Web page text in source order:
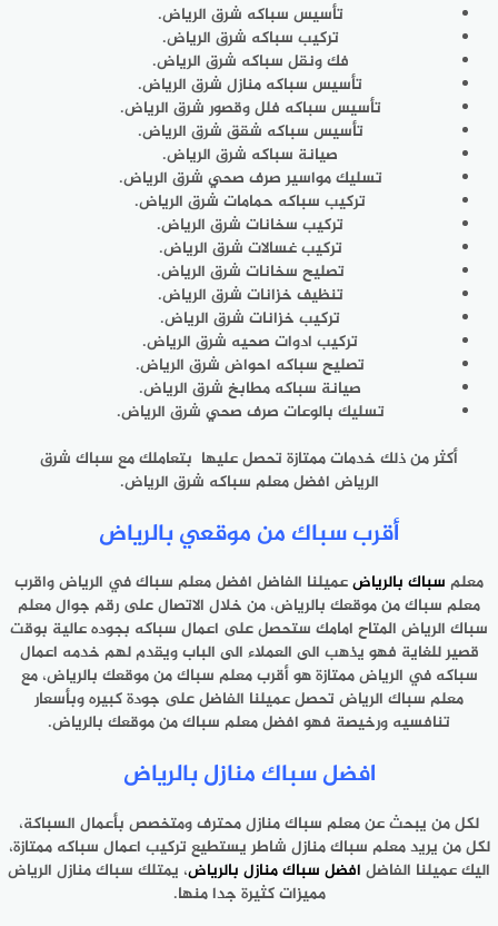
تأسيس سباكه شرق الرياض.
تركيب سباكه شرق الرياض.
فك ونقل سباكه شرق الرياض.
تأسيس سباكه منازل شرق الرياض.
تأسيس سباكه فلل وقصور شرق الرياض.
تأسيس سباكه شقق شرق الرياض.
صيانة سباكه شرق الرياض.
تسليك مواسير صرف صحي شرق الرياض.
تركيب سباكه حمامات شرق الرياض.
تركيب سخانات شرق الرياض.
تركيب غسالات شرق الرياض.
تصليح سخانات شرق الرياض.
تنظيف خزانات شرق الرياض.
تركيب خزانات شرق الرياض.
تركيب ادوات صحيه شرق الرياض.
تصليح سباكه احواض شرق الرياض.
صيانة سباكه مطابخ شرق الرياض.
تسليك بالوعات صرف صحي شرق الرياض.
أكثر من ذلك خدمات ممتازة تحصل عليها بتعاملك مع سباك شرق
الرياض افضل معلم سباكه شرق الرياض.
أقرب سباك من موقعي بالرياض
معلم سباك بالرياضعميلنا الفاضل افضل معلم سباك في الرياض واقرب
معلم سباك من موقعك بالرياض، من خلال الاتصال على رقم جوال معلم
سباك الرياض المتاح امامك ستحصل على اعمال سباكه بجوده عالية بوقت
قصير للغاية فهو يذهب الى العملاء الى الباب ويقدم لهم خدمه اعمال
سباكه في الرياض ممتازة هو أقرب معلم سباك من موقعك بالرياض، مع
معلم سباك الرياض تحصل عميلنا الفاضل على جودة كبيره وبأسعار
تنافسيه ورخيصة فهو افضل معلم سباك من موقعك بالرياض.
افضل سباك منازل بالرياض
لكل من يبحث عن معلم سباك منازل محترف ومتخصص بأعمال السباكة،
لكل من يريد معلم سباك منازل شاطر يستطيع تركيب اعمال سباكه ممتازة،
اليك عميلنا الفاضل افضل سباك منازل بالرياض، يمتلك سباك منازل الرياض
مميزات كثيرة جدا منها.